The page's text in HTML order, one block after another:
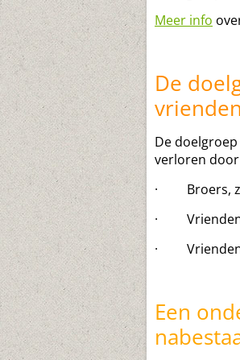
Meer info
De
vrienden
De
verloren
· Broers,
· Vrienden,
· Vrienden
Een